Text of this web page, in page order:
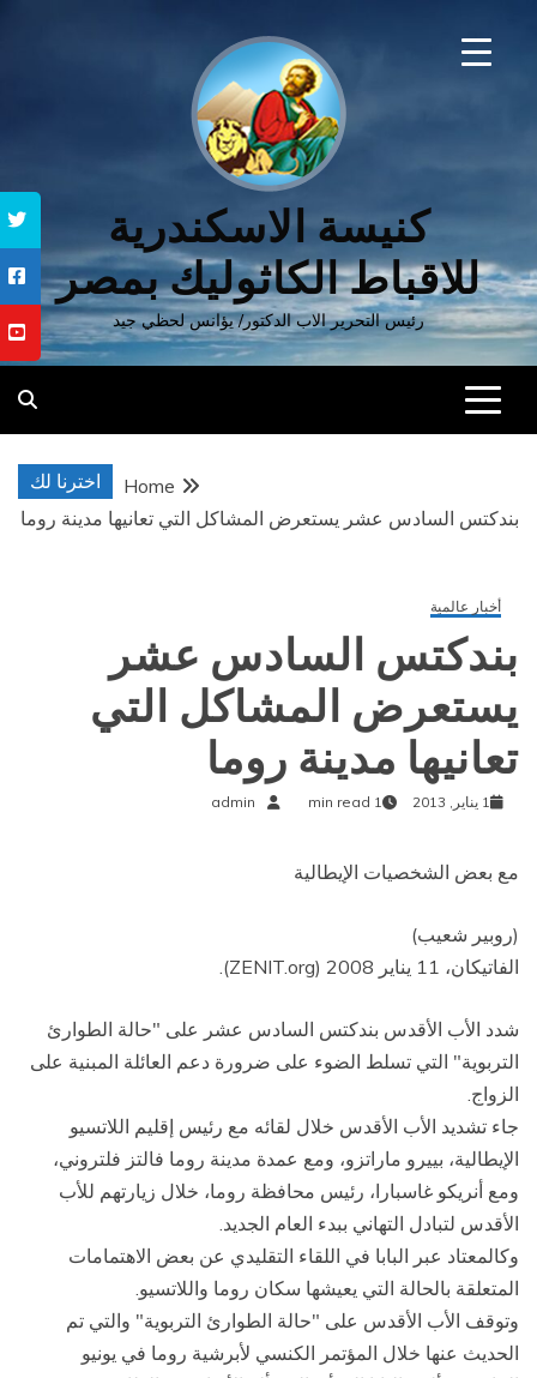
كنيسة الاسكندرية
للاقباط الكاثوليك بمصر
رئيس التحرير الاب الدكتور/ يؤانس لحظي جيد
اخترنا لك
Home
بندكتس السادس عشر يستعرض المشاكل التي تعانيها مدينة روما
أخبار عالمية
بندكتس السادس عشر
يستعرض المشاكل التي
تعانيها مدينة روما
1 يناير, 2013 1 min read
admin
مع بعض الشخصيات الإيطالية
(روبير شعيب)
الفاتيكان، 11 يناير 2008 (ZENIT.org).
شدد الأب الأقدس بندكتس السادس عشر على "حالة الطوارئ
التربوية" التي تسلط الضوء على ضرورة دعم العائلة المبنية على
الزواج.
جاء تشديد الأب الأقدس خلال لقائه مع رئيس إقليم اللاتسيو
الإيطالية، بييرو ماراتزو، ومع عمدة مدينة روما فالتز فلتروني،
ومع أنريكو غاسبارا، رئيس محافظة روما، خلال زيارتهم للأب
الأقدس لتبادل التهاني ببدء العام الجديد.
وكالمعتاد عبر البابا في اللقاء التقليدي عن بعض الاهتمامات
المتعلقة بالحالة التي يعيشها سكان روما واللاتسيو.
وتوقف الأب الأقدس على "حالة الطوارئ التربوية" والتي تم
الحديث عنها خلال المؤتمر الكنسي لأبرشية روما في يونيو